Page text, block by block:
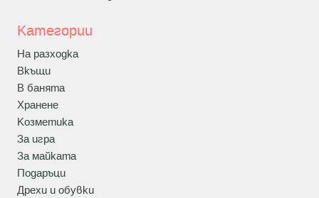
Категории
На разходка
Вкъщи
В банята
Хранене
Козметика
За игра
За майката
Подаръци
Дрехи и обувки